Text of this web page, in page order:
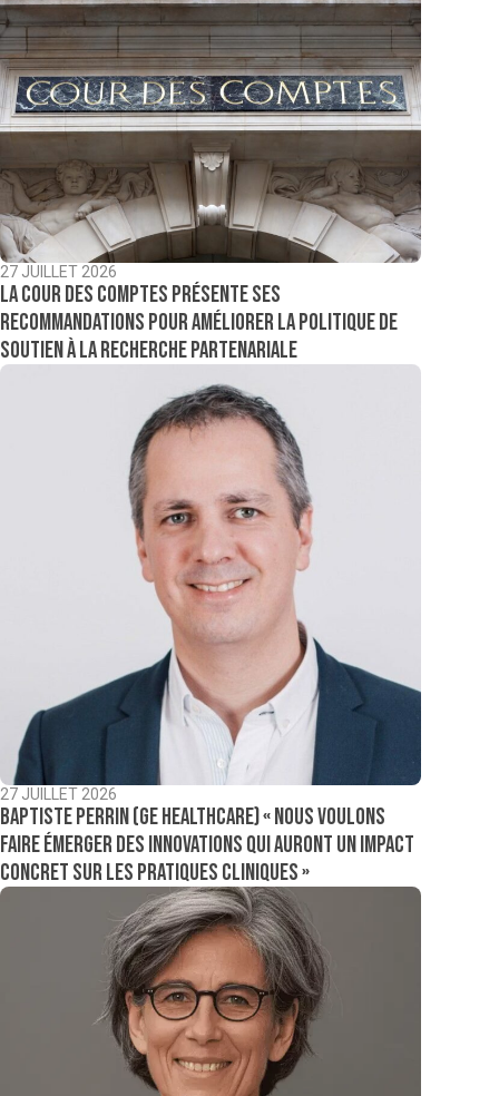
27 JUILLET 2026
La Cour des comptes présente ses
recommandations pour améliorer la politique de
soutien à la recherche partenariale
27 JUILLET 2026
Baptiste Perrin (GE Healthcare) « Nous voulons
faire émerger des innovations qui auront un impact
concret sur les pratiques cliniques »